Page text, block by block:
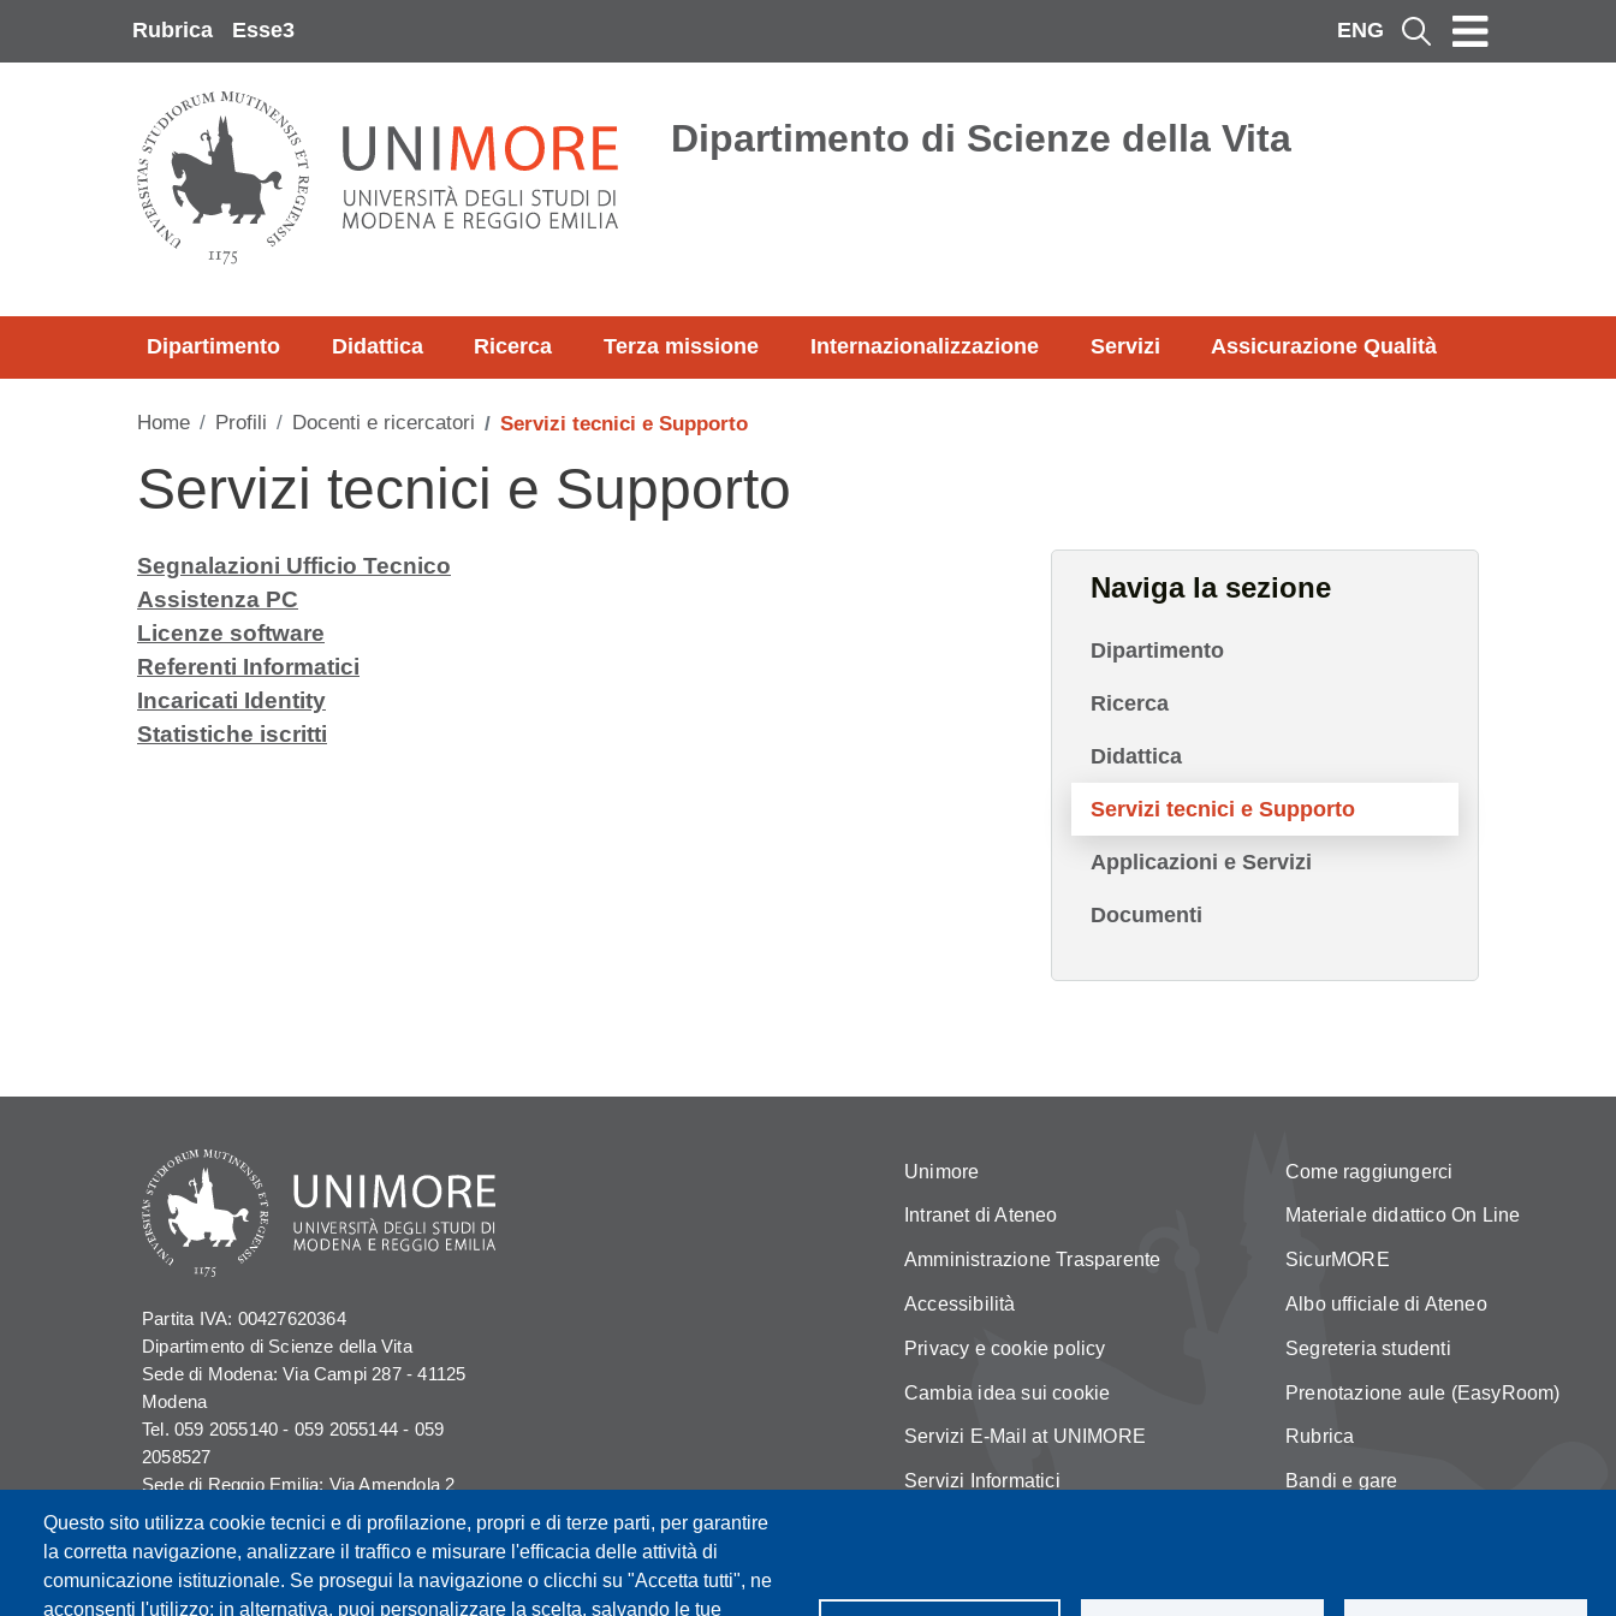
Rubrica Esse3 ENG Cerca
Dipartimento di Scienze della Vita
Dipartimento Didattica Ricerca Terza missione Internazionalizzazione Servizi Assicurazione Qualità
Home Profili Docenti e ricercatori Servizi tecnici e Supporto
Servizi tecnici e Supporto
Contenuto
Segnalazioni Ufficio Tecnico
Assistenza PC
Licenze software
Referenti Informatici
Incaricati Identity
Statistiche iscritti
Naviga la sezione
Dipartimento
Ricerca
Didattica
Servizi tecnici e Supporto
Applicazioni e Servizi
Documenti
Questo sito utilizza cookie tecnici e di profilazione, propri e di terze parti, per garantire
la corretta navigazione, analizzare il traffico e misurare l'efficacia delle attività di
comunicazione istituzionale. Se prosegui la navigazione o clicchi su "Accetta tutti", ne
acconsenti l'utilizzo; in alternativa, puoi personalizzare la scelta, salvando le tue
Partita IVA: 00427620364
Dipartimento di Scienze della Vita
Sede di Modena: Via Campi 287 - 41125
Modena
Tel. 059 2055140 - 059 2055144 - 059
2058527
Sede di Reggio Emilia: Via Amendola 2
(Padiglione Besta) - 42122 Reggio Emilia
Tel. 0522 522036 - 0522 522046
E-mail: direttore.scienzevita@unimore.it
PEC: dsdv@pec.unimore.it
Unimore
Intranet di Ateneo
Amministrazione Trasparente
Accessibilità
Privacy e cookie policy
Cambia idea sui cookie
Servizi E-Mail at UNIMORE
Servizi Informatici
Come raggiungerci
Materiale didattico On Line
SicurMORE
Albo ufficiale di Ateneo
Segreteria studenti
Prenotazione aule (EasyRoom)
Rubrica
Bandi e gare